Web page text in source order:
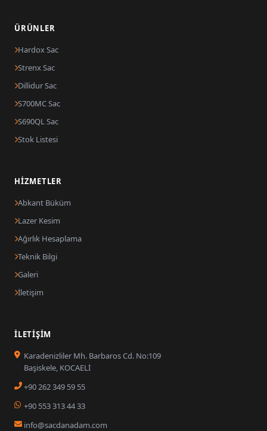
ÜRÜNLER
Hardox Sac
Strenx Sac
Dillidur Sac
S700MC Sac
S690QL Sac
Stok Listesi
HIZMETLER
Abkant Büküm
Lazer Kesim
Ağırlık Hesaplama
Teknik Bilgi
Galeri
İletişim
İLETIŞIM
Karadenizliler Mh. Barbaros Cd. No:109
Başiskele, KOCAELİ
+90 262 349 59 55
+90 553 313 44 33
info@sacdanadam.com